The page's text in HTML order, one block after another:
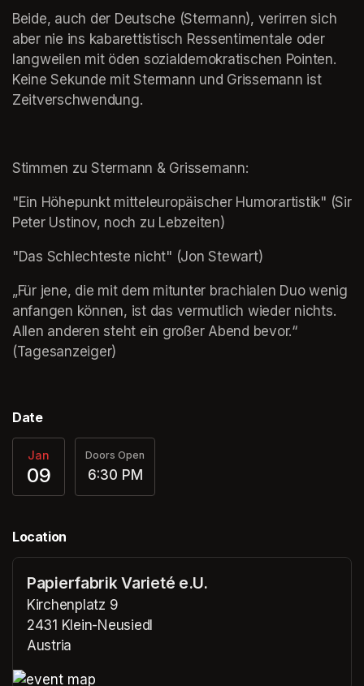
Beide, auch der Deutsche (Stermann), verirren sich
aber nie ins kabarettistisch Ressentimentale oder
langweilen mit öden sozialdemokratischen Pointen.
Keine Sekunde mit Stermann und Grissemann ist
Zeitverschwendung.
Stimmen zu Stermann & Grissemann:
"Ein Höhepunkt mitteleuropäischer Humorartistik" (Sir
Peter Ustinov, noch zu Lebzeiten)
"Das Schlechteste nicht" (Jon Stewart)
„Für jene, die mit dem mitunter brachialen Duo wenig
anfangen können, ist das vermutlich wieder nichts.
Allen anderen steht ein großer Abend bevor.“
(Tagesanzeiger)
Date
Jan
09
Doors Open
6:30 PM
Location
Papierfabrik Varieté e.U.
Kirchenplatz 9
2431 Klein-Neusiedl
Austria